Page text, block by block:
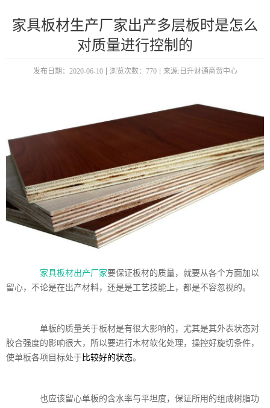
家具板材生产厂家出产多层板时是怎么
对质量进行控制的
发布日期：2020-06-10 浏览次数：770 来源:日升财通商贸中心
家具板材出产厂家要保证板材的质量，就要从各个方面加以
留心，不论是在出产材料，还是是工艺技能上，都是不容忽视的。
单板的质量关于板材是有很大影响的，尤其是其外表状态对
胶合强度的影响很大，所以要进行木材软化处理，操控好旋切条件，
使单板各项目标处于比较好的状态。
也应该留心单板的含水率与平坦度，保证所用的组成树脂功